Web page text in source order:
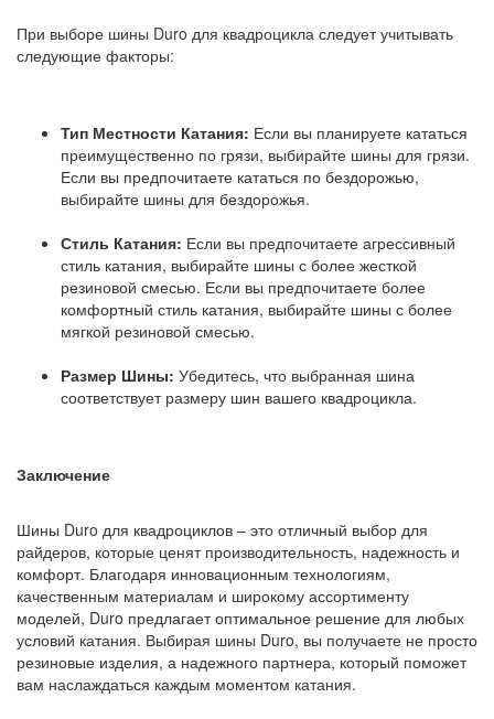
При выборе шины Duro для квадроцикла следует учитывать
следующие факторы:
Тип Местности Катания: Если вы планируете кататься
преимущественно по грязи, выбирайте шины для грязи.
Если вы предпочитаете кататься по бездорожью,
выбирайте шины для бездорожья.
Стиль Катания: Если вы предпочитаете агрессивный
стиль катания, выбирайте шины с более жесткой
резиновой смесью. Если вы предпочитаете более
комфортный стиль катания, выбирайте шины с более
мягкой резиновой смесью.
Размер Шины: Убедитесь, что выбранная шина
соответствует размеру шин вашего квадроцикла.
Заключение
Шины Duro для квадроциклов – это отличный выбор для
райдеров, которые ценят производительность, надежность и
комфорт. Благодаря инновационным технологиям,
качественным материалам и широкому ассортименту
моделей, Duro предлагает оптимальное решение для любых
условий катания. Выбирая шины Duro, вы получаете не просто
резиновые изделия, а надежного партнера, который поможет
вам наслаждаться каждым моментом катания.